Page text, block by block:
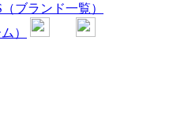
（ブランド一覧）
）